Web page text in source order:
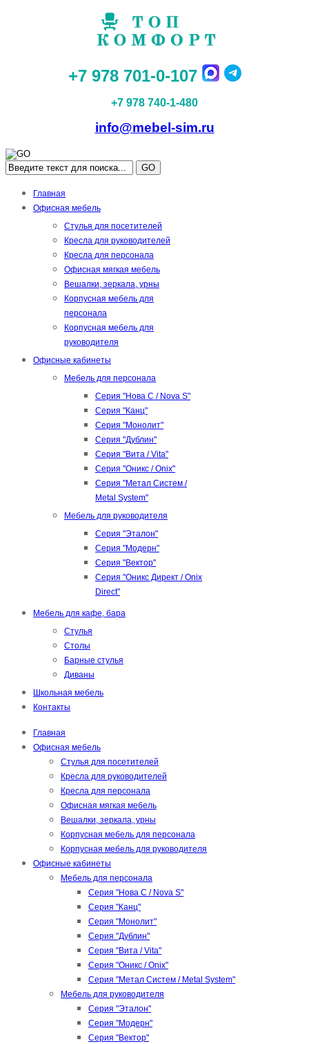
+7 978 701-0-107
+7 978 740-1-480
info@mebel-sim.ru
GO
Главная
Офисная мебель
Стулья для посетителей
Кресла для руководителей
Кресла для персонала
Офисная мягкая мебель
Вешалки, зеркала, урны
Корпусная мебель для
персонала
Корпусная мебель для
руководителя
Офисные кабинеты
Мебель для персонала
Серия "Нова С / Nova S"
Серия "Канц"
Серия "Монолит"
Серия "Дублин"
Серия "Вита / Vita"
Серия "Оникс / Onix"
Серия "Метал Систем /
Metal System"
Мебель для руководителя
Серия "Эталон"
Серия "Модерн"
Серия "Вектор"
Серия "Оникс Директ / Onix
Direct"
Мебель для кафе, бара
Стулья
Столы
Барные стулья
Диваны
Школьная мебель
Контакты
Главная
Офисная мебель
Стулья для посетителей
Кресла для руководителей
Кресла для персонала
Офисная мягкая мебель
Вешалки, зеркала, урны
Корпусная мебель для персонала
Корпусная мебель для руководителя
Офисные кабинеты
Мебель для персонала
Серия "Нова С / Nova S"
Серия "Канц"
Серия "Монолит"
Серия "Дублин"
Серия "Вита / Vita"
Серия "Оникс / Onix"
Серия "Метал Систем / Metal System"
Мебель для руководителя
Серия "Эталон"
Серия "Модерн"
Серия "Вектор"